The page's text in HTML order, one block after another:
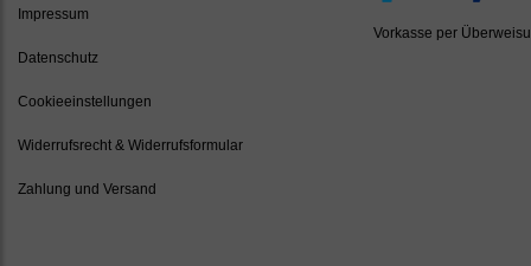
Impressum
Datenschutz
Cookieeinstellungen
Widerrufsrecht & Widerrufsformular
Zahlung und Versand
Vorkasse per